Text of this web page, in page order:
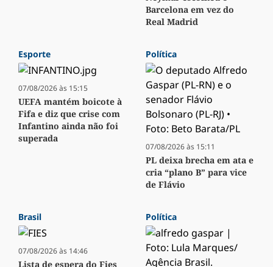
Barcelona em vez do
Real Madrid
Esporte
07/08/2026 às 15:15
UEFA mantém boicote à
Fifa e diz que crise com
Infantino ainda não foi
superada
Política
07/08/2026 às 15:11
PL deixa brecha em ata e
cria “plano B” para vice
de Flávio
Brasil
07/08/2026 às 14:46
Lista de espera do Fies
Política